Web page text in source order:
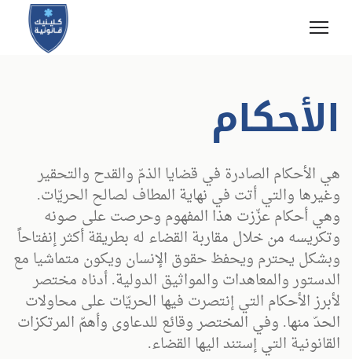
الأحكام
هي الأحكام الصادرة في قضايا الذمّ والقدح والتحقير
وغيرها والتي أتت في نهاية المطاف لصالح الحريّات.
وهي أحكام عزّزت هذا المفهوم وحرصت على صونه
وتكريسه من خلال مقاربة القضاء له بطريقة أكثر إنفتاحاً
وبشكل يحترم ويحفظ حقوق الإنسان ويكون متماشيا مع
الدستور والمعاهدات والمواثيق الدولية. أدناه مختصر
لأبرز الأحكام التي إنتصرت فيها الحريّات على محاولات
الحدّ منها. وفي المختصر وقائع للدعاوى وأهمّ المرتكزات
القانونية التي إستند اليها القضاء.